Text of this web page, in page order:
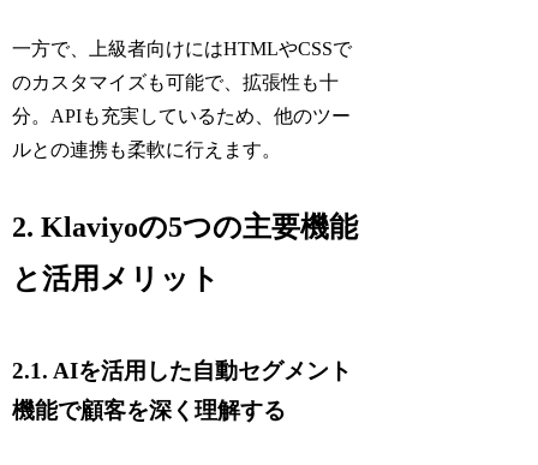
一方で、上級者向けにはHTMLやCSSで
のカスタマイズも可能で、拡張性も十
分。APIも充実しているため、他のツー
ルとの連携も柔軟に行えます。
2. Klaviyoの5つの主要機能
と活用メリット
2.1. AIを活用した自動セグメント
機能で顧客を深く理解する